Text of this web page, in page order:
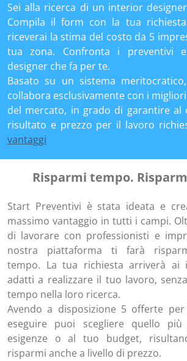
Sei alla ricerca di un interior
Compila il form con la tua
riceverai la stima del costo da 5
tua zona. Confronta i preventivi
designer che fa per te.
Basato su un sistema
collabora esclusivamente con i
del mercato, in grado di garantire al
risultato e prezzo per il lavoro
vantaggi
Risparmi tempo.
Start Preventivi è stata ideata e
massimo vantaggio in tutti i campi.
di lavorare con professionisti e
nostra piattaforma ti farà
tempo. La tua richiesta arriverà ai
adatti a realizzare il tuo lavoro,
tempo nella loro ricerca.
Avendo a disposizione 5 offerte
eseguire puoi scegliere quello
esigenze o al tuo budget,
risparmi anche a livello di prezzo.